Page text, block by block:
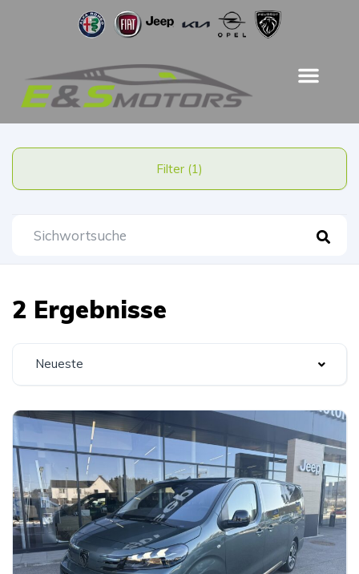
Filter (1)
2 Ergebnisse
Neueste